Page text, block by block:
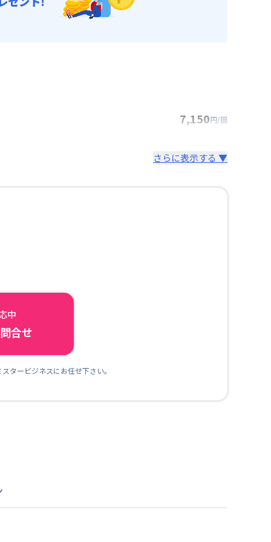
7,150円/回
さらに表示する ▼
中
合せ
タービジネスにお任せ下さい。